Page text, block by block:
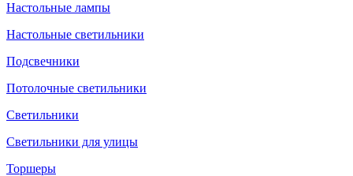
Настольные лампы
Настольные светильники
Подсвечники
Потолочные светильники
Светильники
Светильники для улицы
Торшеры